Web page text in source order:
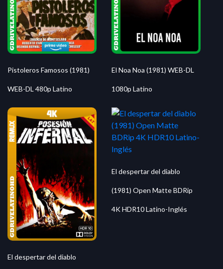
Pistoleros Famosos (1981)
WEB-DL 480p Latino
El Noa Noa (1981) WEB-DL
1080p Latino
El despertar del diablo
El despertar del diablo
(1981) Open Matte BDRip
4K HDR10 Latino-Inglés